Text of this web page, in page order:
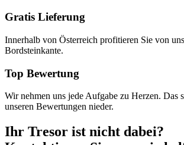
Gratis Lieferung
Innerhalb von Österreich profitieren Sie von
Bordsteinkante.
Top Bewertung
Wir nehmen uns jede Aufgabe zu Herzen. Das
unseren Bewertungen nieder.
Ihr Tresor ist nicht dabei?